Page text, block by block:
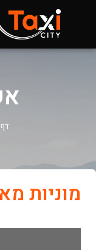
מוניות